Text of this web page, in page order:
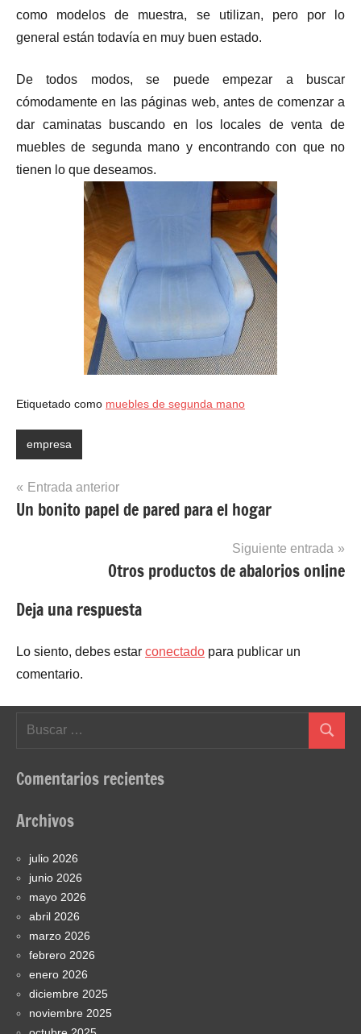
como modelos de muestra, se utilizan, pero por lo
general están todavía en muy buen estado.
De todos modos, se puede empezar a buscar
cómodamente en las páginas web, antes de comenzar a
dar caminatas buscando en los locales de venta de
muebles de segunda mano y encontrando con que no
tienen lo que deseamos.
Etiquetado como muebles de segunda mano
empresa
Navegación
de
Entrada anterior
Un bonito papel de pared para el hogar
Siguiente entrada
Otros productos de abalorios online
Deja una respuesta
Lo siento, debes estar conectado para publicar un
comentario.
Buscar
Comentarios recientes
Archivos
julio 2026
junio 2026
mayo 2026
abril 2026
marzo 2026
febrero 2026
enero 2026
diciembre 2025
noviembre 2025